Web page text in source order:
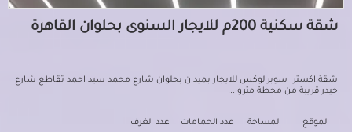
شقة سكنية 200م للايجار السنوى بحلوان القاهرة
شقة اكسترا سوبر لوكس للايجار بميدان بحلوان شارع محمد سيد احمد تقاطع شارع
حيدر قريبة من محطة مترو ...
الموقع المساحة عدد الحمامات عدد الغرف